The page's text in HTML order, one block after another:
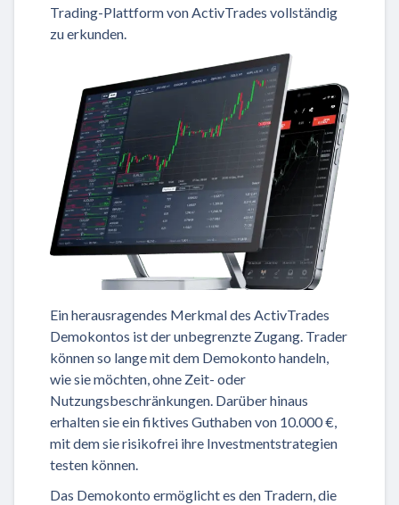
Trading-Plattform von ActivTrades vollständig
zu erkunden.
Ein herausragendes Merkmal des ActivTrades
Demokontos ist der unbegrenzte Zugang. Trader
können so lange mit dem Demokonto handeln,
wie sie möchten, ohne Zeit- oder
Nutzungsbeschränkungen. Darüber hinaus
erhalten sie ein fiktives Guthaben von 10.000 €,
mit dem sie risikofrei ihre Investmentstrategien
testen können.
Das Demokonto ermöglicht es den Tradern, die